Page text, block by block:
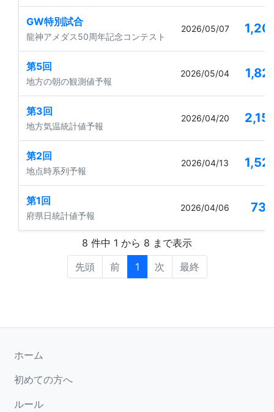
GW特別試合
龍神アメダス50周年記念コンテスト
2026/05/07
第5回
地方の朝の観測値予報
2026/05/04
第3回
地方気温統計値予報
2026/04/20
第2回
地点時系列予報
2026/04/13
第1回
府県日統計値予報
2026/04/06
8 件中 1 から 8 まで表示
先頭
前 1 次 最終
ホーム
初めての方へ
ルール